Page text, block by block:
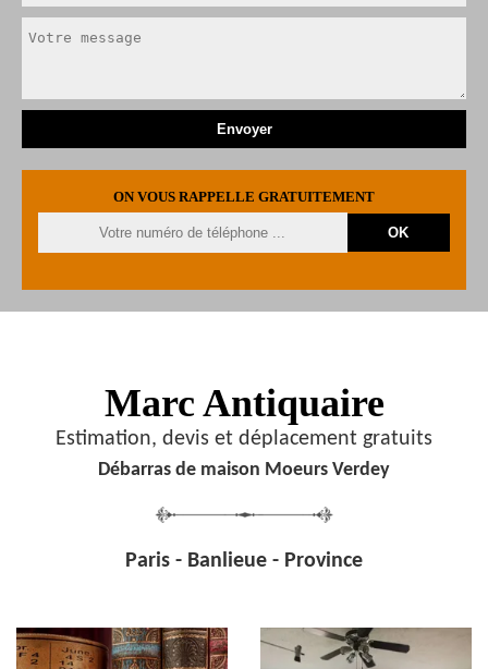
ON VOUS RAPPELLE GRATUITEMENT
Marc Antiquaire
Estimation, devis et déplacement gratuits
Débarras de maison Moeurs Verdey
Paris - Banlieue - Province